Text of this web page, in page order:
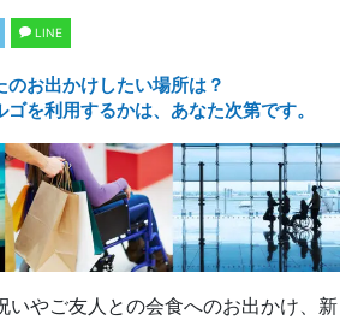
LINE
のお出かけしたい場所は？
を利用するかは、あなた次第です。
いやご友人との会食へのお出かけ、新